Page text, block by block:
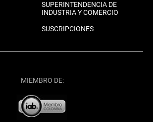
SUPERINTENDENCIA DE
INDUSTRIA Y COMERCIO
SUSCRIPCIONES
MIEMBRO DE: